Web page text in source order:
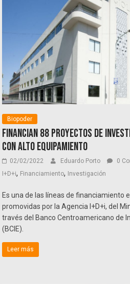
Biopoder
Financian 88 proyectos de
con alto equipamiento
02/02/2022 Eduardo Porto 0
I+D+i, Financiamiento, Investigación
Es una de las líneas de financiamiento
promovidas por la Agencia I+D+i, del
través del Banco Centroamericano de
(BCIE).
Leer más